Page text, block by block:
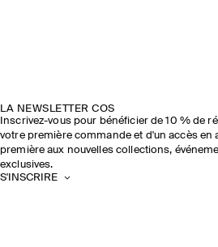
LA NEWSLETTER COS
Inscrivez-vous pour bénéficier de 10 % de
votre première commande et d'un accès en
première aux nouvelles collections,
exclusives.
S'INSCRIRE